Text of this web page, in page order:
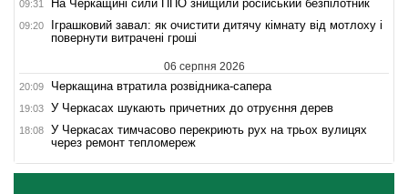
09:31 На Черкащині сили ППО знищили російський безпілотник
09:20
Іграшковий завал: як очистити дитячу кімнату від мотлоху і
повернути витрачені гроші
06 серпня 2026
20:09 Черкащина втратила розвідника-сапера
19:03 У Черкасах шукають причетних до отруєння дерев
18:08
У Черкасах тимчасово перекриють рух на трьох вулицях
через ремонт тепломереж